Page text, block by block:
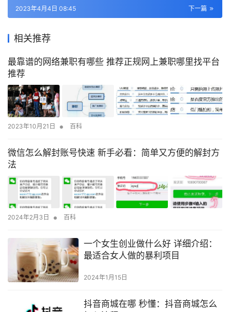
下一篇
2023年4月4日 08:45
相关推荐
最靠谱的网络兼职有哪些 推荐正规网上兼职哪里找平台
推荐
2023年10月21日 • 百科
微信怎么解封账号快速 新手必看：简单又方便的解封方
法
2024年2月3日 • 百科
一个女生创业做什么好 详细介绍：
最适合女人做的暴利项目
2024年1月15日
抖音商城在哪 秒懂：抖音商城怎么